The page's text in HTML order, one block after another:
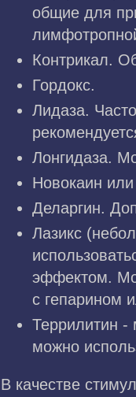
общие для
Контрикал.
Гордокс.
Лидаза.
Лонгидаза.
Новокаин
Деларгин.
Лазикс
эффектом.
с гепарином
Террилитин -
можно
В качестве